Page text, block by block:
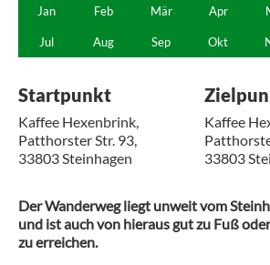
Jan Feb Mär Apr
Jul Aug Sep Okt
Startpunkt
Kaffee Hexenbrink,
Patthorster Str. 93,
33803 Steinhagen
Kaffee
33803
Der Wanderweg liegt unweit vom
und ist auch von hieraus gut zu Fuß
zu erreichen.